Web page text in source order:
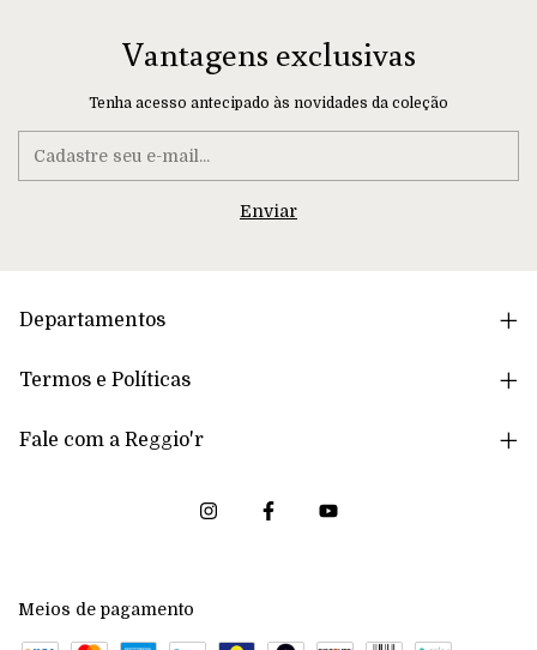
Vantagens exclusivas
Tenha acesso antecipado às novidades da coleção
Departamentos
Termos e Políticas
Fale com a Reggio'r
Meios de pagamento